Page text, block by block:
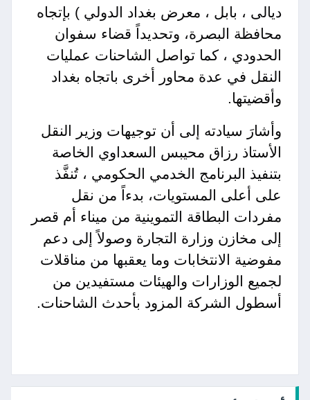
ديالى ، بابل ، معرض بغداد الدولي ) بإتجاه
محافظة البصرة، وتحديداً قضاء سفوان
الحدودي ، كما تواصل الشاحنات عمليات
النقل في عدة محاور أخرى باتجاه بغداد
وأقضيتها.
وأشارَ سيادته إلى أن توجيهات وزير النقل
الأستاذ رزاق محيبس السعداوي الخاصة
بتنفيذ البرنامج الخدمي الحكومي ، تُنفَّذ
على أعلى المستويات، بدءاً من نقل
مفردات البطاقة التموينية من ميناء أم قصر
إلى مخازن وزارة التجارة وصولاً إلى دعم
مفوضية الانتخابات وما يعقبها من مناقلات
لجميع الوزارات والهيئات مستفيدين من
أسطول الشركة المزود بأحدث الشاحنات.